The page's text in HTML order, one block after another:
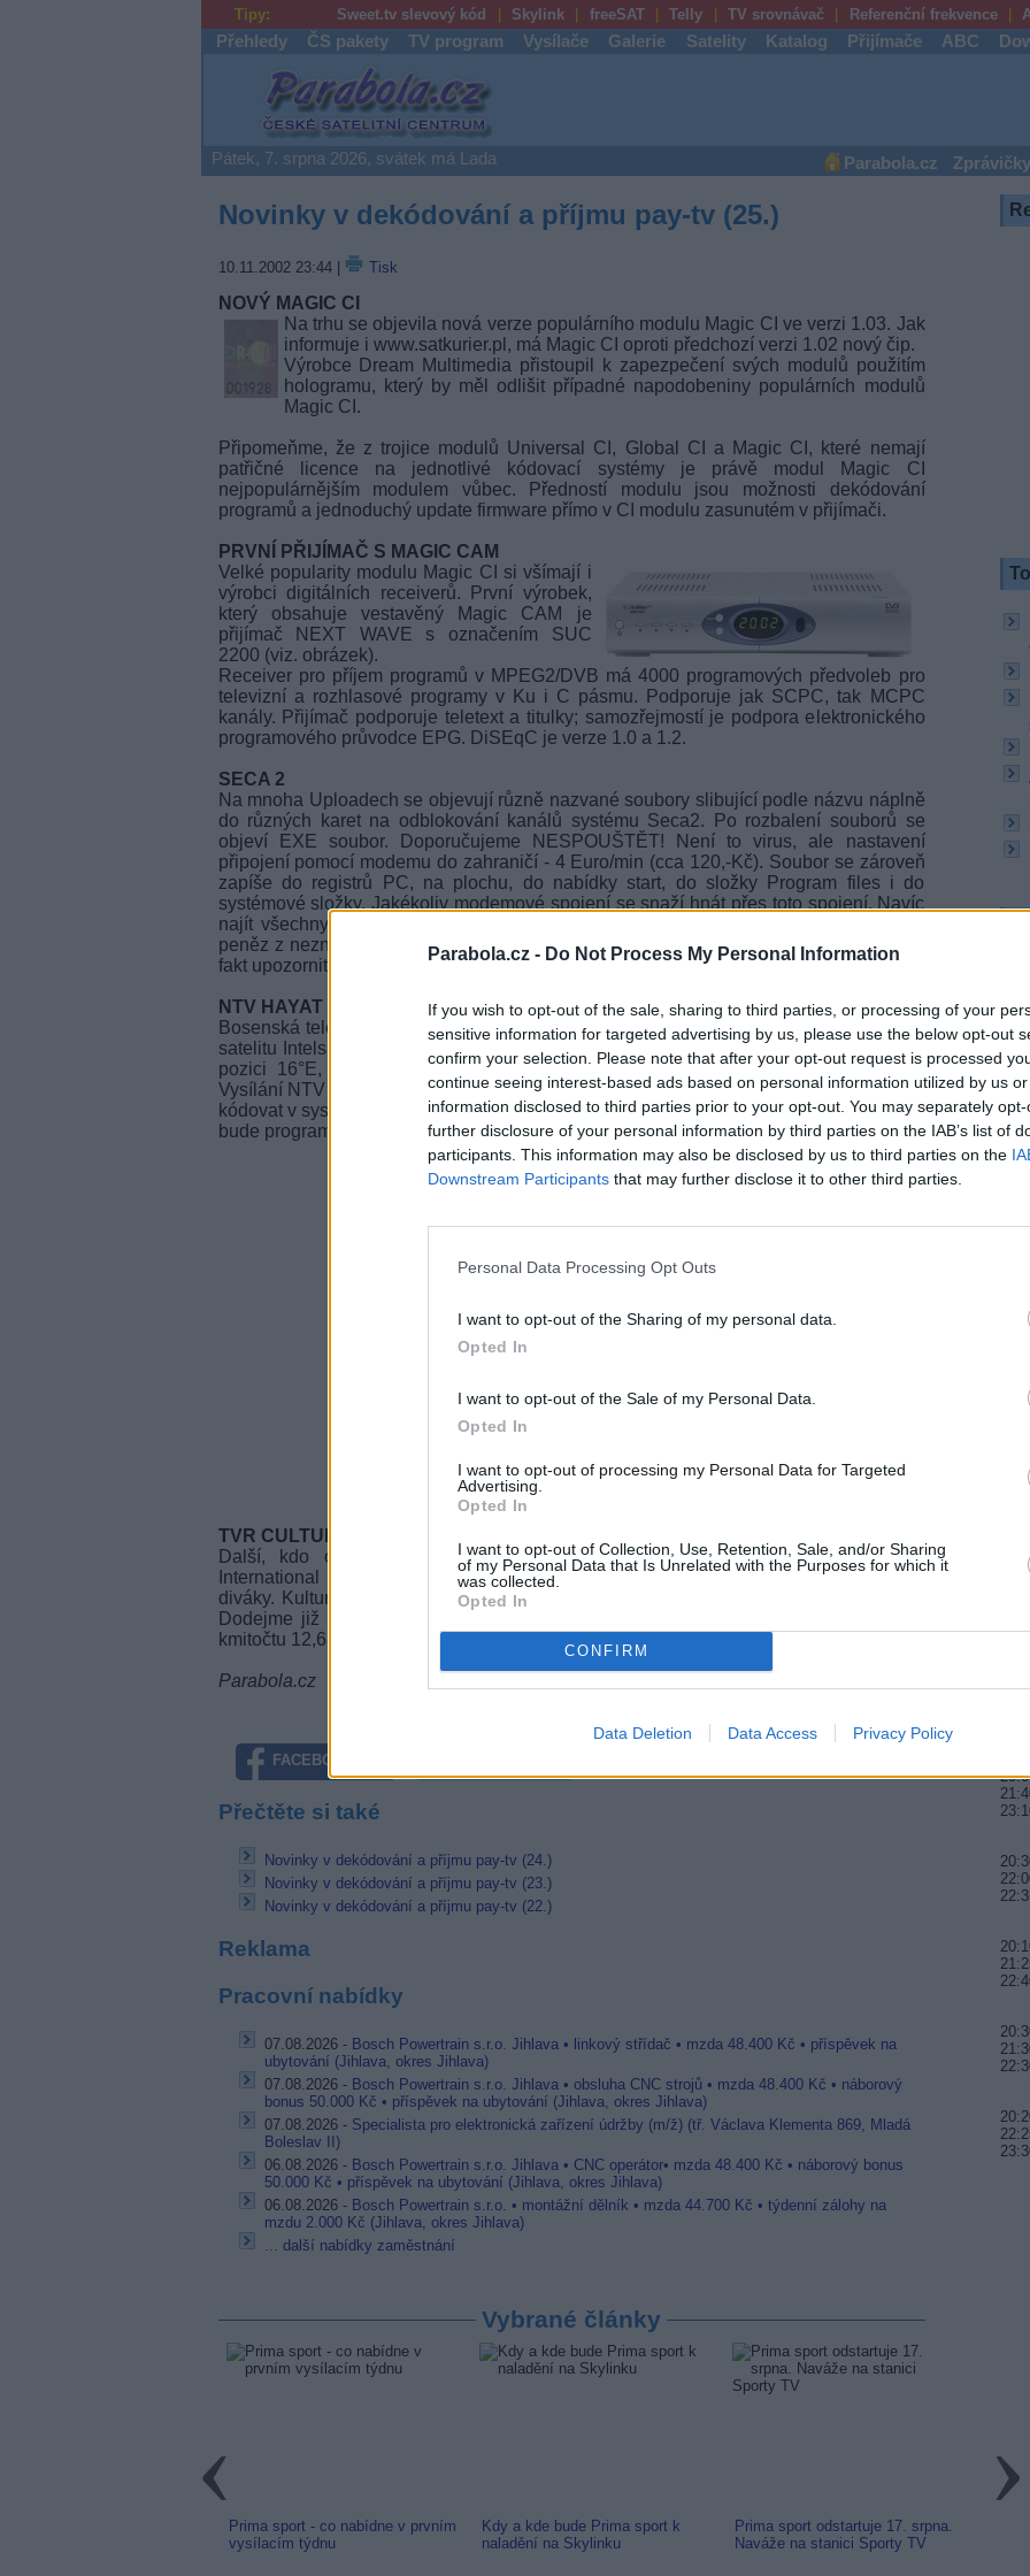
Parabola.cz - Do Not Process My Personal Information
If you wish to opt-out of the sale, sharing to third parties, or processing of your
sensitive information for targeted advertising by us, please use the below opt-out
confirm your selection. Please note that after your opt-out request is processed
continue seeing interest-based ads based on personal information utilized by us
information disclosed to third parties prior to your opt-out. You may separately
further disclosure of your personal information by third parties on the IAB’s list of
participants. This information may also be disclosed by us to third parties on the
Downstream Participants that may further disclose it to other third parties.
Personal Data Processing Opt Outs
I want to opt-out of the Sharing of my personal data.
Opted In
I want to opt-out of the Sale of my Personal Data.
Opted In
I want to opt-out of processing my Personal Data for Targeted
Advertising.
Opted In
I want to opt-out of Collection, Use, Retention, Sale, and/or Sharing
of my Personal Data that Is Unrelated with the Purposes for which it
was collected.
Opted In
CONFIRM
Data Deletion Data Access Privacy Policy
Tipy: Sweet.tv slevový kód Skylink freeSAT Telly TV srovnávač Referenční frekvence
Přehledy ČS pakety TV program Vysílače Galerie Satelity Katalog Přijímače ABC
Parabola.cz
Pátek, 7. srpna 2026, svátek má Lada Parabola.cz Zprávičky
Novinky v dekódování a příjmu pay-tv (25.)
10.11.2002 23:44| Tisk
NOVÝ MAGIC CI
Na trhu se objevila nová verze populárního modulu Magic CI ve verzi 1.03. Jak
informuje i www.satkurier.pl, má Magic CI oproti předchozí verzi 1.02 nový čip.
Výrobce Dream Multimedia přistoupil k zapezpečení svých modulů použitím
hologramu, který by měl odlišit případné napodobeniny populárních modulů
Magic CI.
Připomeňme, že z trojice modulů Universal CI, Global CI a Magic CI, které nemají
patřičné licence na jednotlivé kódovací systémy je právě modul Magic CI
nejpopulárnějším modulem vůbec. Předností modulu jsou možnosti dekódování
programů a jednoduchý update firmware přímo v CI modulu zasunutém v přijímači.
PRVNÍ PŘIJÍMAČ S MAGIC CAM
Velké popularity modulu Magic CI si všímají i
výrobci digitálních receiverů. První výrobek,
který obsahuje vestavěný Magic CAM je
přijímač NEXT WAVE s označením SUC
2200 (viz. obrázek).
Receiver pro příjem programů v MPEG2/DVB má 4000 programových předvoleb pro
televizní a rozhlasové programy v Ku i C pásmu. Podporuje jak SCPC, tak MCPC
kanály. Přijímač podporuje teletext a titulky; samozřejmostí je podpora elektronického
programového průvodce EPG. DiSEqC je verze 1.0 a 1.2.
SECA 2
Na mnoha Uploadech se objevují různě nazvané soubory slibující podle názvu náplně
do různých karet na odblokování kanálů systému Seca2. Po rozbalení souborů se
objeví EXE soubor. Doporučujeme NESPOUŠTĚT! Není to virus, ale nastavení
připojení pomocí modemu do zahraničí - 4 Euro/min (cca 120,-Kč). Soubor se zároveň
zapíše do registrů PC, na plochu, do nabídky start, do složky Program files i do
systémové složky. Jakékoliv modemové spojení se snaží hnát přes toto spojení. Navíc
najít všechny kopie soubory a nastavení je časově náročné. Je to jen další tahání
peněz z neznalých a nedočkavých lidí. Považujeme za vhodné Vás všechny na tento
fakt upozornit. (informaci zaslal Ječný)
NTV HAYAT
Bosenská televize s programem do zahraničí, NTV Hayat, která doposud vysílala na
satelitu Intelsat 707, se začátkem listopadu 2002 vynořila na satelituEutelsat W2
na
pozici 16°E, na kmitočtu 12,692 GHz (polarizace vertikální, SR 4340, FEC 1/2).
Vysílání NTV Hayat prošlo velmi důležitou změnou - některé pořady začal provozovatel
kódovat v systému Viaccess2. Tento stav má trvat do konce tohoto roku. Od ledna 2003
bude program bosenské televize kódován celý.
TVR CULTURAL
Další, kdo oznamuje kódování je rumunská televize TVR. V programu TVR
International se již objevila důležitá informace pro kabelové televize a individuální
diváky. Kulturní televize TVR Cultural bude 27.11.2002 zakódována v CA Viaccess.
Dodejme již jen, že TVR Cultural vysílá na satelitu Eutelsat W2 (pozice 16°E) na
kmitočtu 12,680 GHz (polarizace vertikální, SR 3000, FEC 3/4).
Parabola.cz
FACEBOOK
Přečtěte si také
Novinky v dekódování a příjmu pay-tv (24.)
Novinky v dekódování a příjmu pay-tv (23.)
Novinky v dekódování a příjmu pay-tv (22.)
Reklama
Pracovní nabídky
07.08.2026 - Bosch Powertrain s.r.o. Jihlava • linkový střídač • mzda 48.400 Kč • příspěvek na
ubytování (Jihlava, okres Jihlava)
07.08.2026 - Bosch Powertrain s.r.o. Jihlava • obsluha CNC strojů • mzda 48.400 Kč • náborový
bonus 50.000 Kč • příspěvek na ubytování (Jihlava, okres Jihlava)
07.08.2026 - Specialista pro elektronická zařízení údržby (m/ž) (tř. Václava Klementa 869, Mladá
Boleslav II)
06.08.2026 - Bosch Powertrain s.r.o. Jihlava • CNC operátor• mzda 48.400 Kč • náborový bonus
50.000 Kč • příspěvek na ubytování (Jihlava, okres Jihlava)
06.08.2026 - Bosch Powertrain s.r.o. • montážní dělník • mzda 44.700 Kč • týdenní zálohy na
mzdu 2.000 Kč (Jihlava, okres Jihlava)
... další nabídky zaměstnání
Vybrané články
Prima sport - co nabídne v prvním
vysílacím týdnu
Kdy a kde bude Prima sport k
naladění na Skylinku
Prima sport odstartuje 17. srpna.
Naváže na stanici Sporty TV